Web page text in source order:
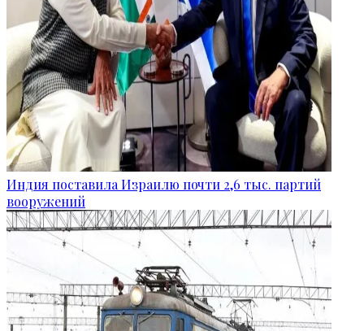
Индия поставила Израилю почти 2,6 тыс. партий
вооружений